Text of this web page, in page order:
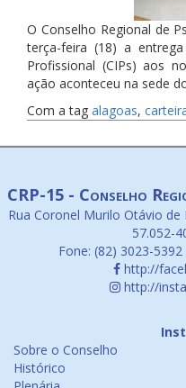
O Conselho Regional de
terça-feira (18) a
Profissional (CIPs) aos
ação aconteceu na sede
Com a tag alagoas,
CRP-15 - Conselho
Rua Coronel Murilo Otávio de
57.052-
Fone: (82) 3023-
http://
http://
Sobre o Conselho
Histórico